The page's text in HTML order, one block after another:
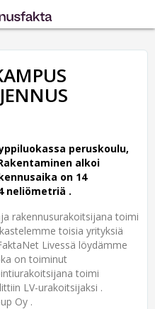
peruskoulu,
alkoi
on 14
neliömetriä .
rakennusurakoitsijana toimi
toisia yrityksiä
Livessä löydämme
on toiminut
toimi
LV-urakoitsijaksi .
Oy .